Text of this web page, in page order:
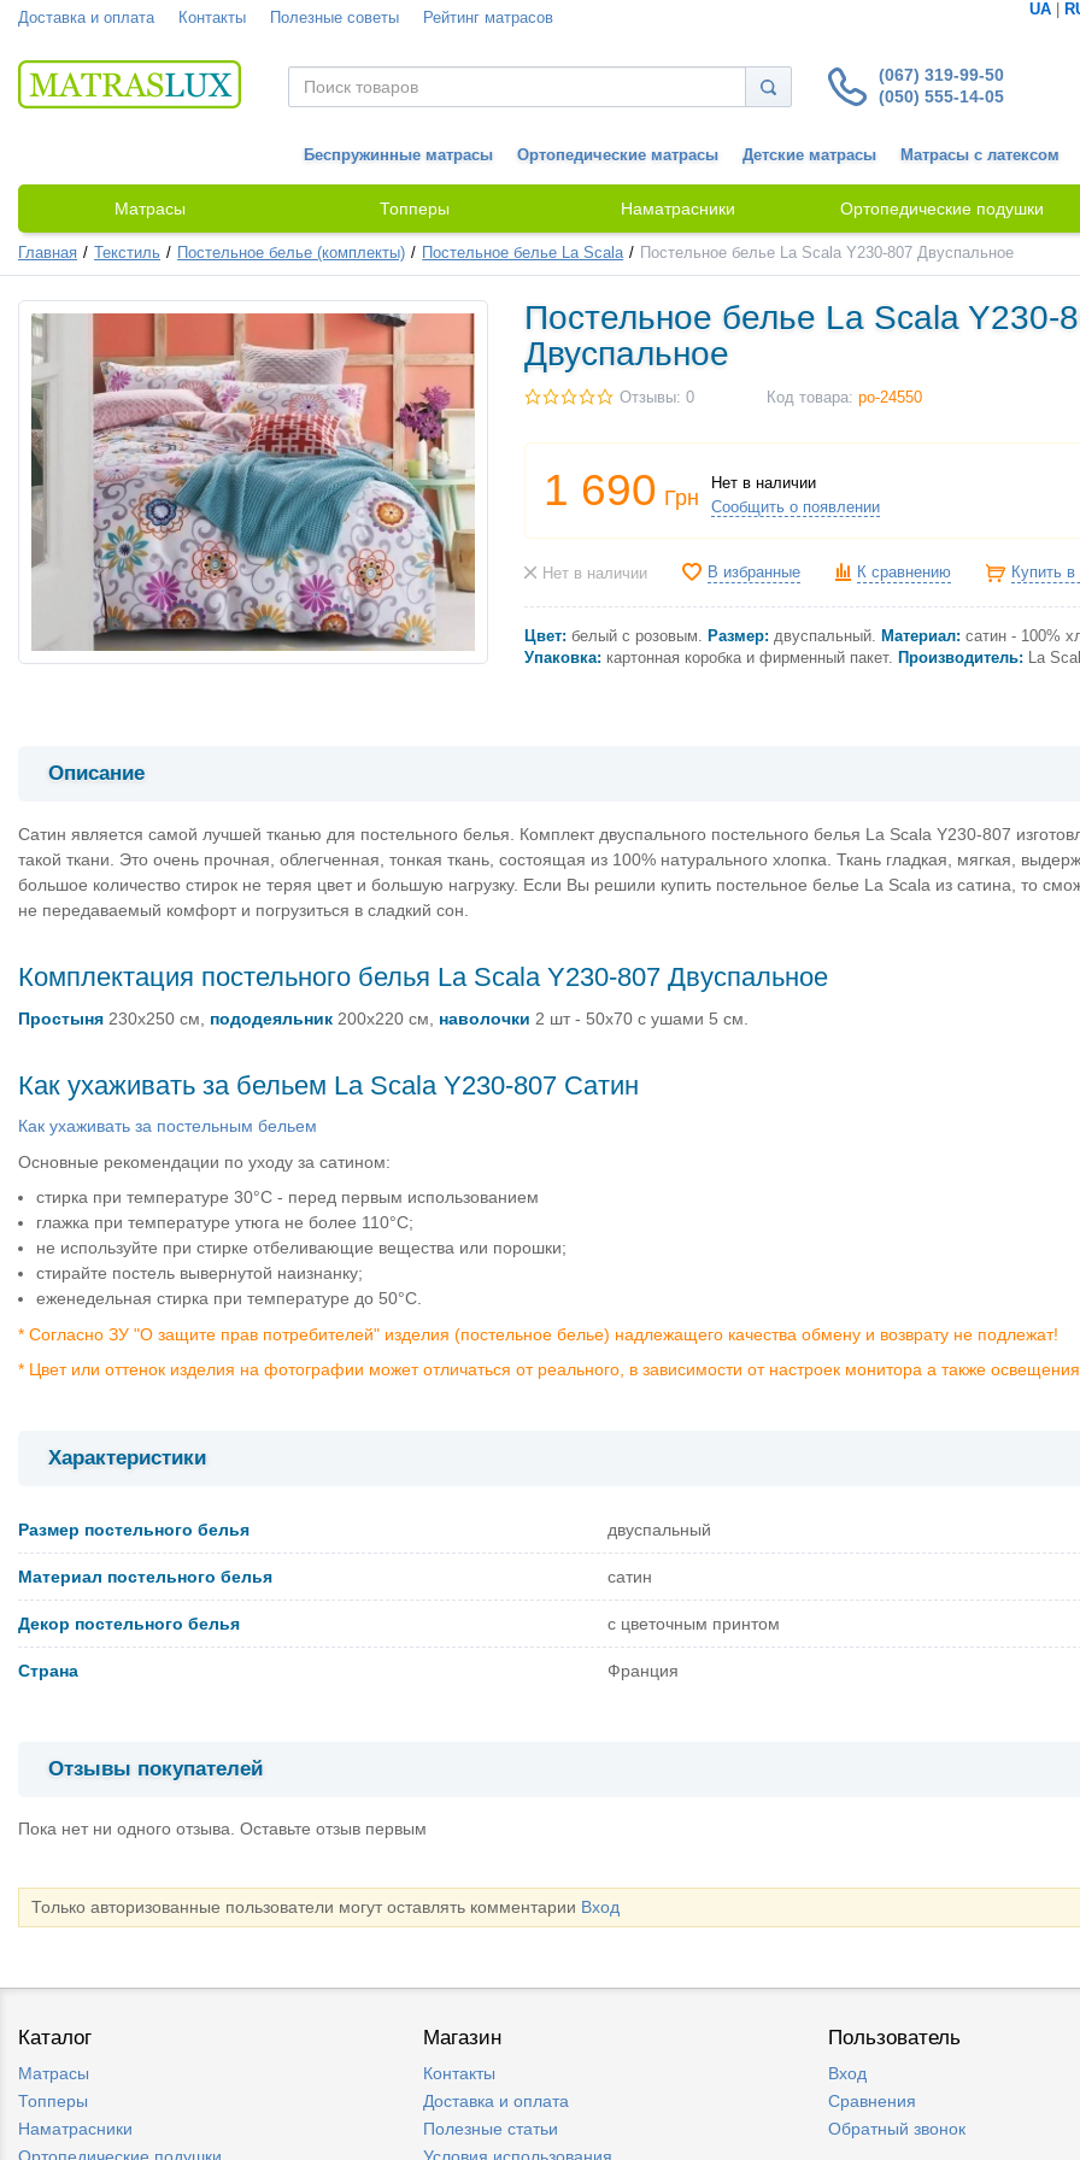
Доставка и оплата Контакты Полезные советы Рейтинг матрасов UA
(067) 319-99-50
(050) 555-14-05
Беспружинные матрасы Ортопедические матрасы Детские матрасы Матрасы с латексом
Матрасы Топперы Наматрасники Ортопедические подушки
Главная Текстиль Постельное белье (комплекты) Постельное белье La Scala Постельное белье La Scala Y230-807 Двуспальное
Постельное белье La Scala Y230-
Двуспальное
Отзывы: 0 Код товара: po-24550
1 690 Грн
Нет в наличии
Сообщить о появлении
Нет в наличии В избранные К сравнению Купить
Цвет: белый с розовым. Размер: двуспальный. Материал: сатин - 100%
Упаковка: картонная коробка и фирменный пакет. Производитель: La
Описание
Сатин является самой лучшей тканью для постельного белья. Комплект двуспального постельного белья La Scala Y230-807
такой ткани. Это очень прочная, облегченная, тонкая ткань, состоящая из 100% натурального хлопка. Ткань гладкая, мягкая,
большое количество стирок не теряя цвет и большую нагрузку. Если Вы решили купить постельное белье La Scala из сатина, то
не передаваемый комфорт и погрузиться в сладкий сон.
Комплектация постельного белья La Scala Y230-807 Двуспальное
Простыня 230х250 см, пододеяльник 200х220 см, наволочки 2 шт - 50х70 с ушами 5 см.
Как ухаживать за бельем La Scala Y230-807 Сатин
Как ухаживать за постельным бельем
Основные рекомендации по уходу за сатином:
стирка при температуре 30°C - перед первым использованием
глажка при температуре утюга не более 110°C;
не используйте при стирке отбеливающие вещества или порошки;
стирайте постель вывернутой наизнанку;
еженедельная стирка при температуре до 50°C.
* Согласно ЗУ "О защите прав потребителей" изделия (постельное белье) надлежащего качества обмену и возврату не подлежат!
* Цвет или оттенок изделия на фотографии может отличаться от реального, в зависимости от настроек монитора а также
Характеристики
Размер постельного белья двуспальный
Материал постельного белья сатин
Декор постельного белья с цветочным принтом
Страна Франция
Отзывы покупателей
Пока нет ни одного отзыва. Оставьте отзыв первым
Только авторизованные пользователи могут оставлять комментарии Вход
Каталог
Матрасы
Топперы
Наматрасники
Ортопедические подушки
Магазин
Контакты
Доставка и оплата
Полезные статьи
Условия использования
Пользователь
Вход
Сравнения
Обратный звонок